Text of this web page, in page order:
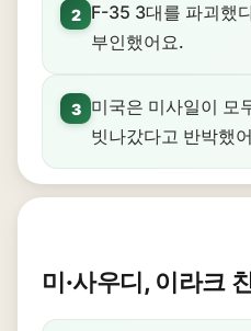
2
F-35 3대를 파괴했
부인했어요.
3
미국은 미사일이 모
빗나갔다고 반박했
미·사우디, 이라크